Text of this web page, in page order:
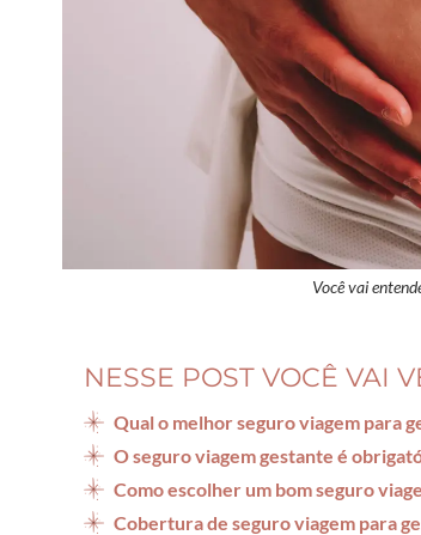
Você vai
NESSE POST VOCÊ VAI
Qual o melhor seguro viagem para
O seguro viagem gestante é
Como escolher um bom seguro
Cobertura de seguro viagem para